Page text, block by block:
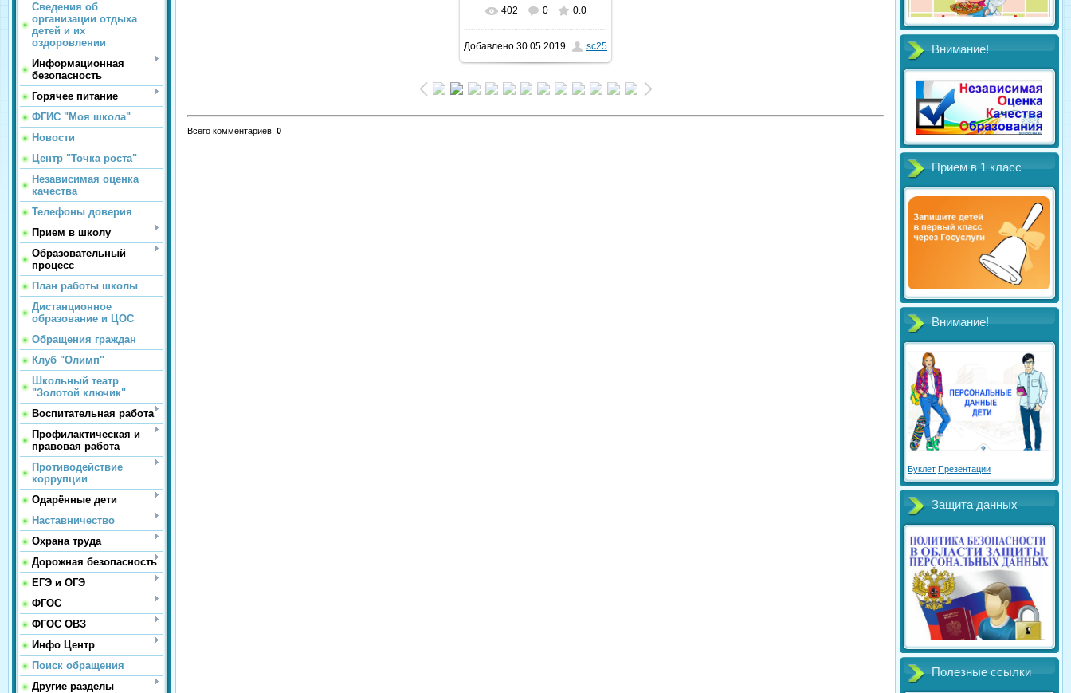
Сведения об
организации отдыха
детей и их
оздоровлении
Информационная
безопасность
Горячее питание
ФГИС "Моя школа"
Новости
Центр "Точка роста"
Независимая оценка
качества
Телефоны доверия
Прием в школу
Образовательный
процесс
План работы школы
Дистанционное
образование и ЦОС
Обращения граждан
Клуб "Олимп"
Школьный театр
"Золотой ключик"
Воспитательная работа
Профилактическая и
правовая работа
Противодействие
коррупции
Одарённые дети
Наставничество
Охрана труда
Дорожная безопасность
ЕГЭ и ОГЭ
ФГОС
ФГОС ОВЗ
Инфо Центр
Поиск обращения
Другие разделы
В реальном размере
1024x681/ 470.7Kb
402 0 0.0
Добавлено 30.05.2019 sc25
Всего комментариев: 0
Внимание!
Прием в 1 класс
Внимание!
Буклет Презентации
Защита данных
Полезные ссылки